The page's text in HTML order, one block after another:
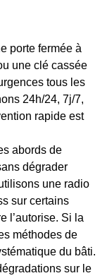
porte fermée à
une clé cassée
tous les
24h/24, 7j/7,
rapide est
abords de
dégrader
une radio
sur certains
l’autorise. Si la
méthodes de
du bâti.
sur le